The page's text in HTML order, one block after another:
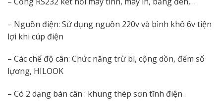
– Nguồn điện: Sử dụng nguồn 220v và bình khô 6v tiện
lợi khi cúp điện
– Các chế độ cân: Chức năng trừ bì, cộng dồn, đếm số
lựơng, HILOOK
– Có 2 dạng bàn cân : khung thép sơn tĩnh điện .